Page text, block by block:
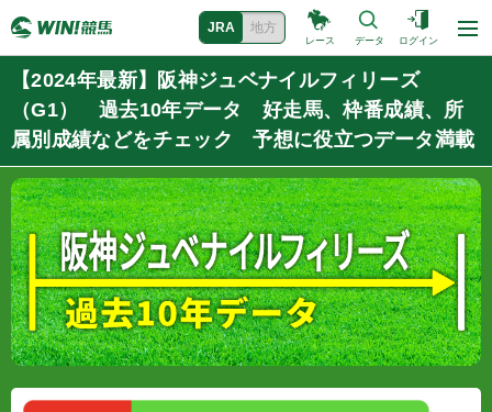
JRA 地方
レース データ ログイン
【2024年最新】阪神ジュベナイルフィリーズ
（G1） 過去10年データ 好走馬、枠番成績、所
属別成績などをチェック 予想に役立つデータ満載